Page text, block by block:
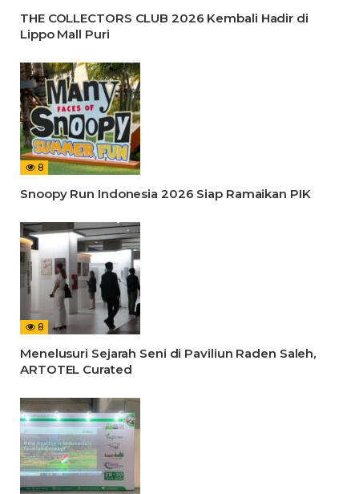
THE COLLECTORS CLUB 2026 Kembali Hadir di
Lippo Mall Puri
8
Snoopy Run Indonesia 2026 Siap Ramaikan PIK
8
Menelusuri Sejarah Seni di Paviliun Raden Saleh,
ARTOTEL Curated